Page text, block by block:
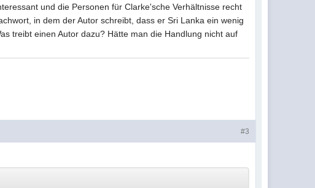
und die Personen für Clarke'sche Verhältnisse recht
in dem der Autor schreibt, dass er Sri Lanka ein wenig
treibt einen Autor dazu? Hätte man die Handlung nicht auf
#3